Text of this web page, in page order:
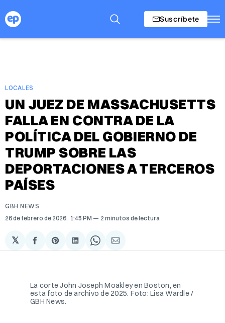
Suscríbete
LOCALES
UN JUEZ DE MASSACHUSETTS
FALLA EN CONTRA DE LA
POLÍTICA DEL GOBIERNO DE
TRUMP SOBRE LAS
DEPORTACIONES A TERCEROS
PAÍSES
GBH NEWS
26 de febrero de 2026 . 1:45 PM 2 minutos de lectura
𝕏
Compartir
en
Share
on
Compartir
en
Share
on
Compartir
via
La corte John Joseph Moakley en Boston, en
esta foto de archivo de 2025. Foto: Lisa Wardle /
GBH News.